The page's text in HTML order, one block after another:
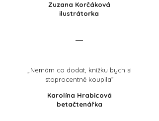
Zuzana Korčáková
ilustrátorka
„Nemám co dodat, knížku bych si
stoprocentně koupila”
Karolína Hrabicová
betačtenářka